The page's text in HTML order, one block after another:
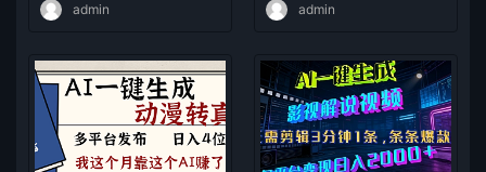
admin admin